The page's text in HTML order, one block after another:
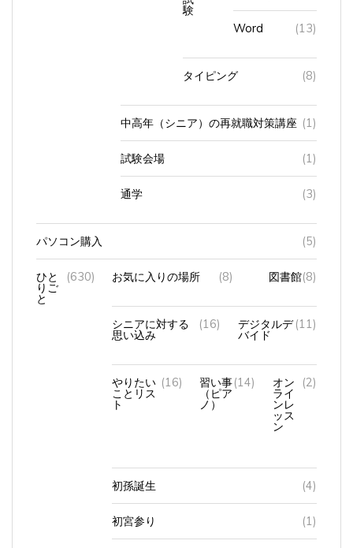
Word (13)
タイピング (8)
中高年（シニア）の再就職対策講座 (1)
試験会場 (1)
通学 (3)
パソコン購入 (5)
ひと
と
(630) お気に入りの場所 (8) 図書館(8)
シニアに対する (16) デジタルデ
バイド
(11)
やりたい
ことリス
ト
(16) 習い事
（ピア
ノ）
(14) オン
ンレ
ッス
ン
(2)
初孫誕生 (4)
初宮参り (1)
夫とスマホ (5)